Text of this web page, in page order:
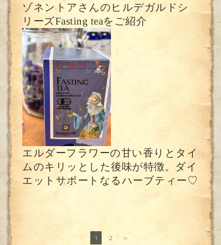
ゾネントアさんのヒルデガルドシ
リーズFasting teaをご紹介
エルダーフラワーの甘い香りとタイ
ムのキリッとした後味が特徴。ダイ
エットサポートなるハーブティー♡
1 2 »